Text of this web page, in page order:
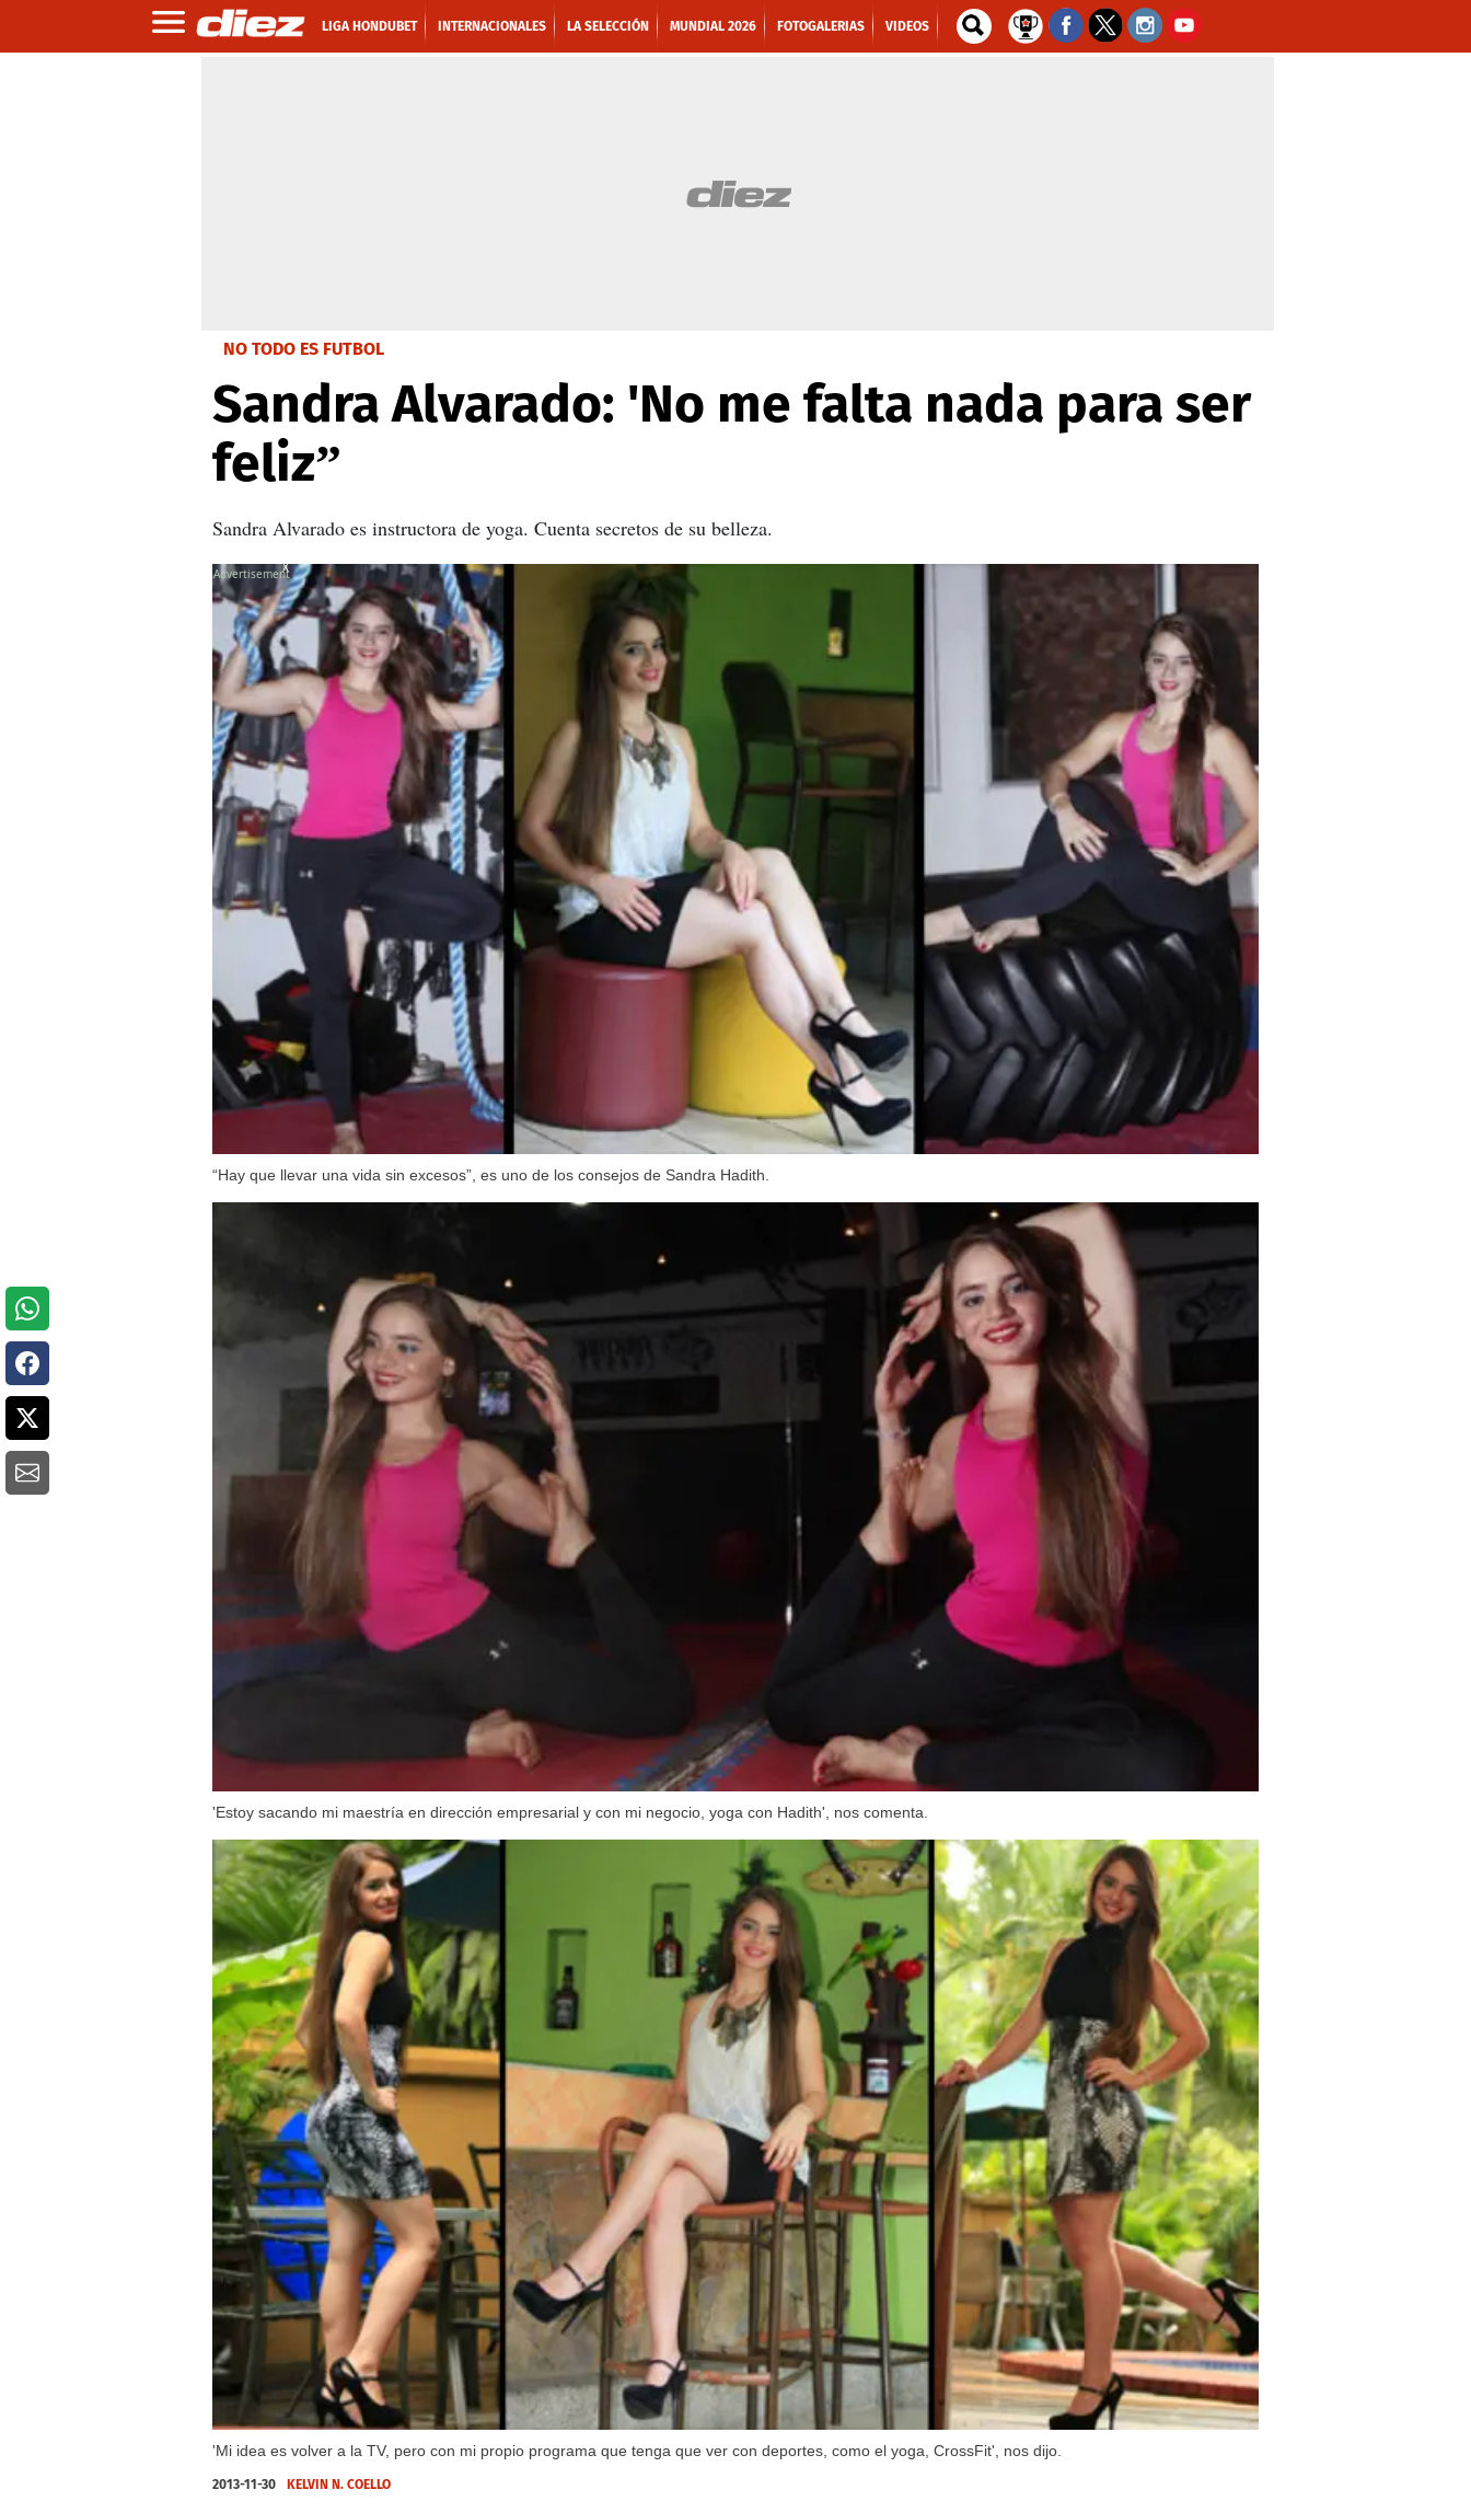
LIGA HONDUBET INTERNACIONALES LA SELECCIÓN MUNDIAL 2026 FOTOGALERIAS VIDEOS
NO TODO ES FUTBOL
Sandra Alvarado: 'No me falta nada para ser
feliz”
Sandra Alvarado es instructora de yoga. Cuenta secretos de su belleza.
“Hay que llevar una vida sin excesos”, es uno de los consejos de Sandra Hadith.
'Estoy sacando mi maestría en dirección empresarial y con mi negocio, yoga con Hadith', nos comenta.
'Mi idea es volver a la TV, pero con mi propio programa que tenga que ver con deportes, como el yoga, CrossFit', nos dijo.
X
2013-11-30 KELVIN N. COELLO